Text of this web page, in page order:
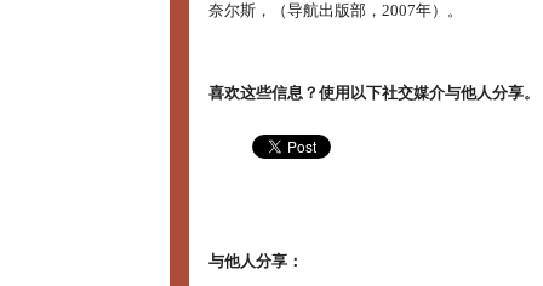
奈尔斯，（导航出版部，2007年）。
喜欢这些信息？使用以下社交媒介与他人分享。
与他人分享：